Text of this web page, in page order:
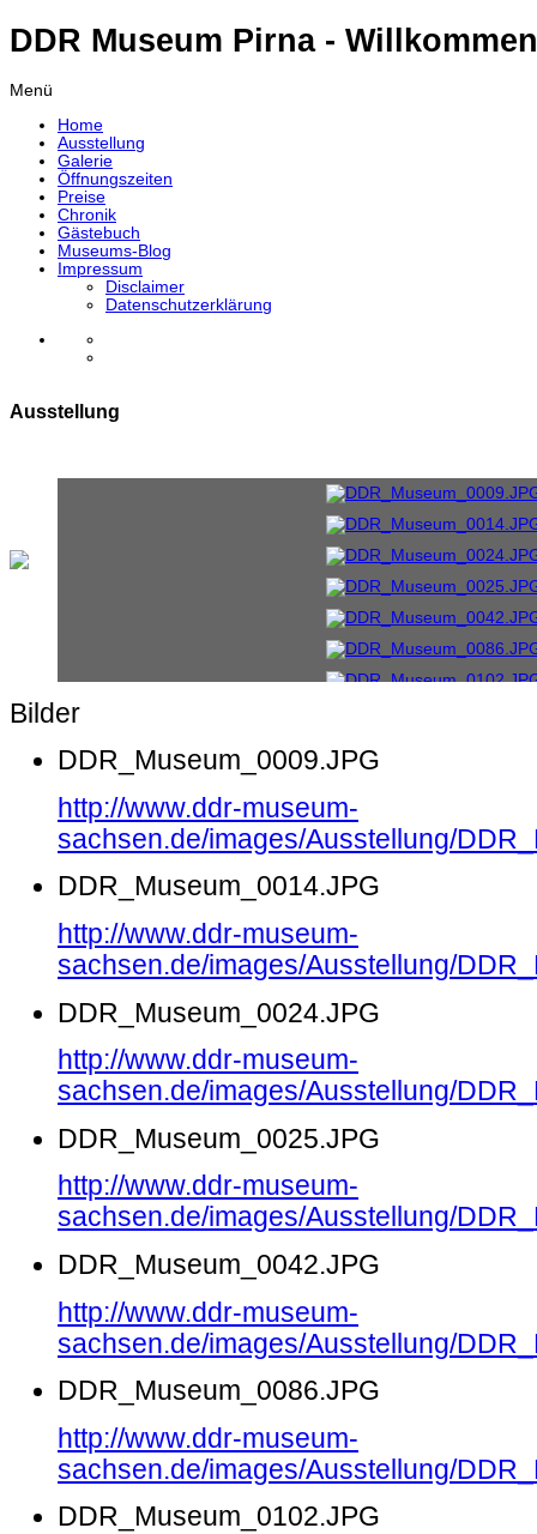
DDR Museum Pirna -
Menü
Home
Ausstellung
Galerie
Öffnungszeiten
Preise
Chronik
Gästebuch
Museums-Blog
Impressum
Disclaimer
Datenschutzerklärung
Ausstellung
Bilder
DDR_Museum_0009.JPG
http://www.ddr-museum-
sachsen.de/images/Ausstellung/
DDR_Museum_0014.JPG
http://www.ddr-museum-
sachsen.de/images/Ausstellung/
DDR_Museum_0024.JPG
http://www.ddr-museum-
sachsen.de/images/Ausstellung/
DDR_Museum_0025.JPG
http://www.ddr-museum-
sachsen.de/images/Ausstellung/
DDR_Museum_0042.JPG
http://www.ddr-museum-
sachsen.de/images/Ausstellung/
DDR_Museum_0086.JPG
http://www.ddr-museum-
sachsen.de/images/Ausstellung/
DDR_Museum_0102.JPG